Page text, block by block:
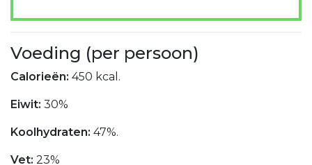
Voeding (per persoon)
Calorieën: 450 kcal.
Eiwit: 30%
Koolhydraten: 47%.
Vet: 23%